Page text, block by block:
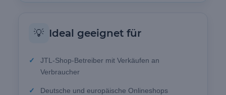
💡 Ideal geeignet für
JTL-Shop-Betreiber mit Verkäufen an
Verbraucher
Deutsche und europäische Onlineshops